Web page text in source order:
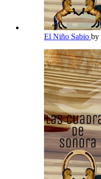
El Niño Sabio by